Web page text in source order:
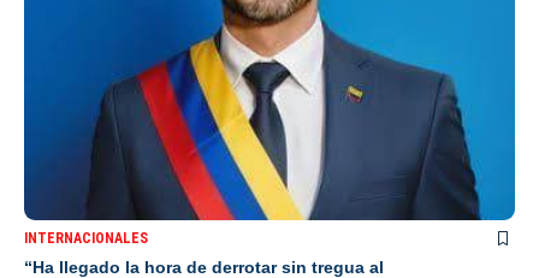
INTERNACIONALES
“Ha llegado la hora de derrotar sin tregua al